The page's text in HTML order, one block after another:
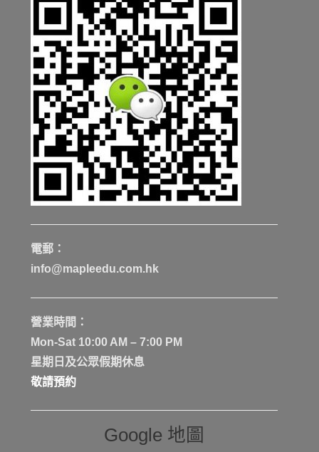
電郵：
info@mapleedu.com.hk
營業時間：
Mon-Sat 10:00 AM – 7:00 PM
星期日及公眾假期休息
敬請預約
Google 地圖